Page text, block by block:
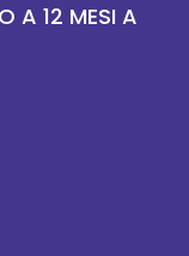
A 12 MESI A